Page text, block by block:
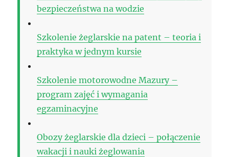
bezpieczeństwa na wodzie
Szkolenie żeglarskie na patent – teoria i
praktyka w jednym kursie
Szkolenie motorowodne Mazury –
program zajęć i wymagania
egzaminacyjne
Obozy żeglarskie dla dzieci – połączenie
wakacji i nauki żeglowania